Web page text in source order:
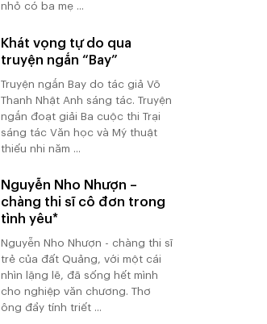
nhỏ có ba mẹ ...
Khát vọng tự do qua
truyện ngắn “Bay”
Truyện ngắn Bay do tác giả Võ
Thanh Nhật Anh sáng tác. Truyện
ngắn đoạt giải Ba cuộc thi Trại
sáng tác Văn học và Mỹ thuật
thiếu nhi năm ...
Nguyễn Nho Nhượn –
chàng thi sĩ cô đơn trong
tình yêu*
Nguyễn Nho Nhượn - chàng thi sĩ
trẻ của đất Quảng, với một cái
nhìn lặng lẽ, đã sống hết mình
cho nghiệp văn chương. Thơ
ông đầy tính triết ...